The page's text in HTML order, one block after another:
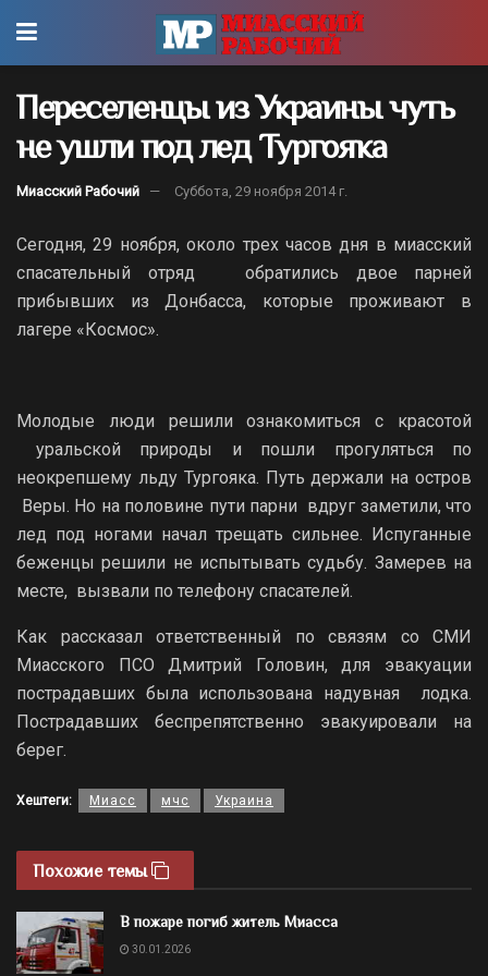
Переселенцы из Украины чуть
не ушли под лед Тургояка
Миасский Рабочий Суббота, 29 ноября 2014 г.
Сегодня, 29 ноября, около трех часов дня в миасский
спасательный отряд обратились двое парней
прибывших из Донбасса, которые проживают в
лагере «Космос».
Молодые люди решили ознакомиться с красотой
уральской природы и пошли прогуляться по
неокрепшему льду Тургояка. Путь держали на остров
Веры. Но на половине пути парни вдруг заметили, что
лед под ногами начал трещать сильнее. Испуганные
беженцы решили не испытывать судьбу. Замерев на
месте, вызвали по телефону спасателей.
Как рассказал ответственный по связям со СМИ
Миасского ПСО Дмитрий Головин, для эвакуации
пострадавших была использована надувная лодка.
Пострадавших беспрепятственно эвакуировали на
берег.
Хештеги: Миасс мчс Украина
Похожие темы
В пожаре погиб житель Миасса
30.01.2026